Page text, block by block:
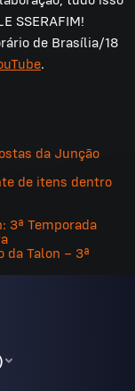
SSERAFIM!
de Brasília/18
.
da Junção
de itens dentro
3ª Temporada
da Talon – 3ª